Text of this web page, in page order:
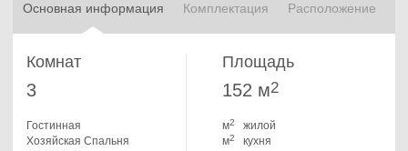
Основная информация Комплектация Расположение
Комнат
3
Гостинная
Хозяйская Спальня
Площадь
152 м2
м2
жилой
м2 кухня